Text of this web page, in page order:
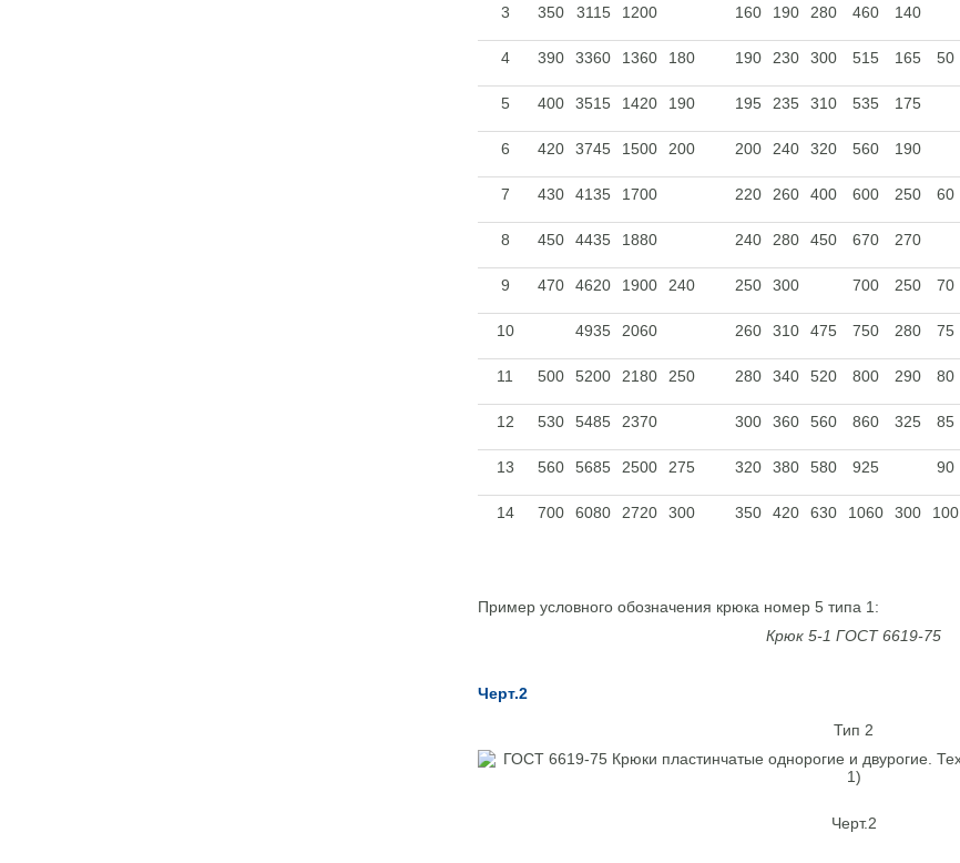
3 350 3115 1200 160 190 280 460 140
4 390 3360 1360 180 190 230 300 515 165 50
5 400 3515 1420 190 195 235 310 535 175
6 420 3745 1500 200 200 240 320 560 190
7 430 4135 1700 220 260 400 600 250 60
8 450 4435 1880 240 280 450 670 270
9 470 4620 1900 240 250 300 700 250 70
10 4935 2060 260 310 475 750 280 75
11 500 5200 2180 250 280 340 520 800 290 80
12 530 5485 2370 300 360 560 860 325 85
13 560 5685 2500 275 320 380 580 925 90
14 700 6080 2720 300 350 420 630 1060 300 100
Пример условного обозначения крюка номер 5 типа 1:
Крюк 5-1 ГОСТ 6619-75
Черт.2
Тип 2
Черт.2